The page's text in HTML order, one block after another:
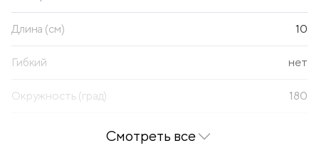
Длина (см) 10
Гибкий нет
Окружность (град) 180
Смотреть все